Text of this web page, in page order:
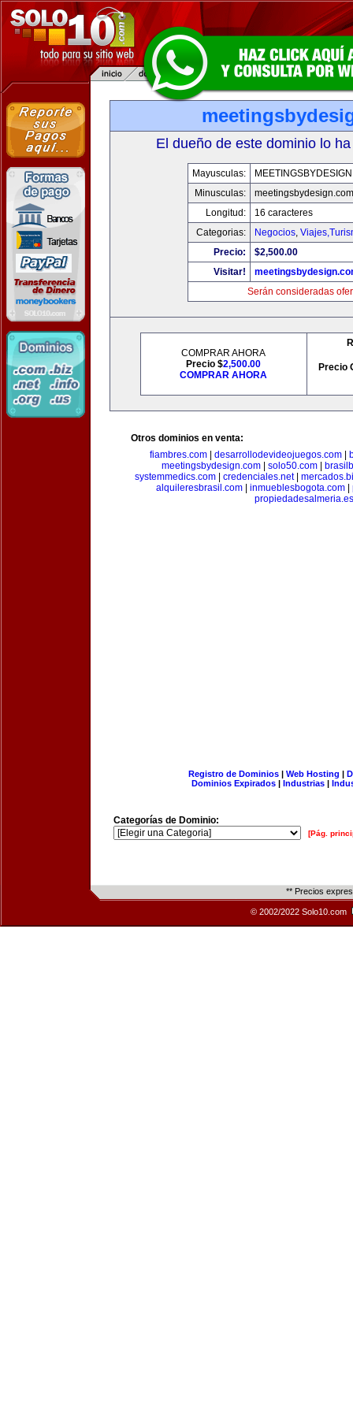
El dueño de este dominio lo
Mayusculas:
Minusculas:
meetingsbydesign.com
Longitud:
16 caracteres
Categorias:
Negocios,
Precio:
$2,500.00
Visitar!
Serán consideradas
COMPRAR AHORA
Precio $2,500.00
COMPRAR AHORA
Precio
Otros dominios en venta:
fiambres.com| desarrollodevideojuegos.com|
meetingsbydesign.com
solo50.com
systemmedics.com| credenciales.net|
alquileresbrasil.com| inmueblesbogota.com|
propiedadesalmeria.es
Registro de Dominios| Web Hosting |
Dominios Expirados | Industrias |
Categorías de Dominio:
[Pág.
** Precios
© 2002/2022 Solo10.com